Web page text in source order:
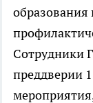
образования
Сотрудники
преддверии